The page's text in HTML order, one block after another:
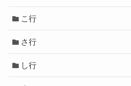
こ行
さ行
し行